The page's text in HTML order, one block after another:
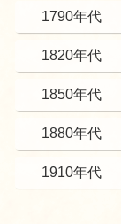
1790年代
1820年代
1850年代
1880年代
1910年代